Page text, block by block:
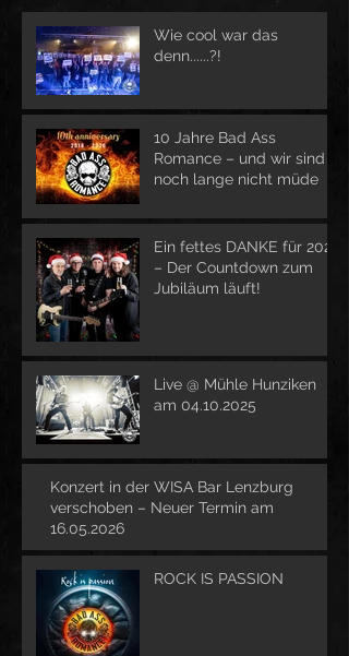
Wie cool war das
denn......?!
10 Jahre Bad Ass
Romance – und wir sind
noch lange nicht müde
Ein fettes DANKE für 2025
– Der Countdown zum
Jubiläum läuft!
Live @ Mühle Hunziken
am 04.10.2025
Konzert in der WISA Bar Lenzburg
verschoben – Neuer Termin am
16.05.2026
ROCK IS PASSION